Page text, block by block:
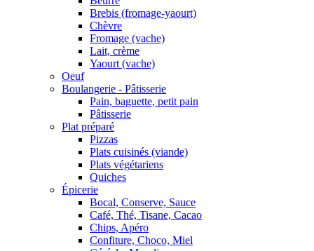
Brebis (fromage-yaourt)
Chèvre
Fromage (vache)
Lait, crème
Yaourt (vache)
Oeuf
Boulangerie - Pâtisserie
Pain, baguette, petit pain
Pâtisserie
Plat préparé
Pizzas
Plats cuisinés (viande)
Plats végétariens
Quiches
Épicerie
Bocal, Conserve, Sauce
Café, Thé, Tisane, Cacao
Chips, Apéro
Confiture, Choco, Miel